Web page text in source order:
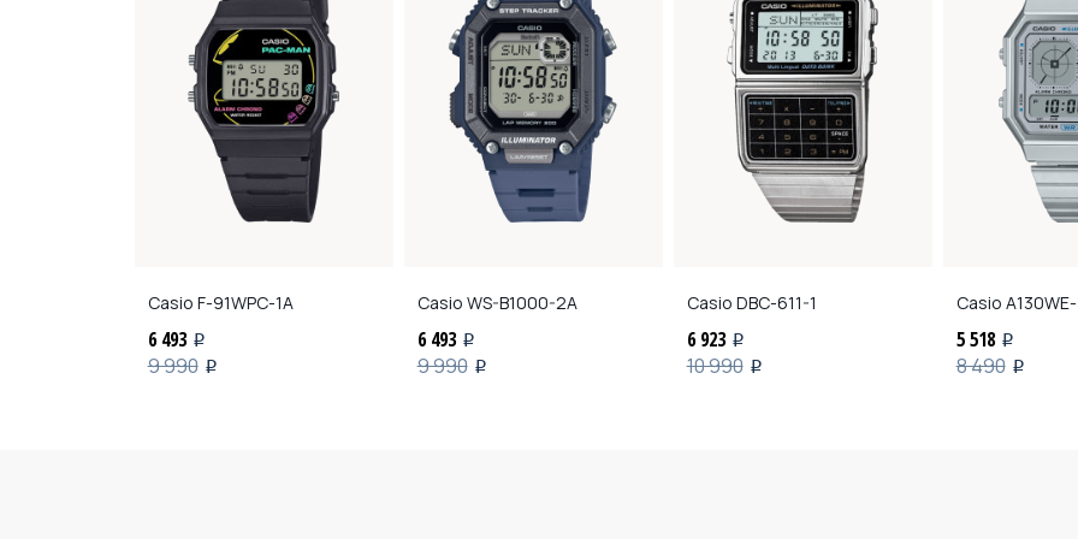
Casio F-91WPC-1A
6 493 i
9 990 i
Casio WS-B1000-2A
6 493 i
9 990 i
Casio DBC-611-1
6 923 i
10 990 i
Casio
5 518 i
8 490 i